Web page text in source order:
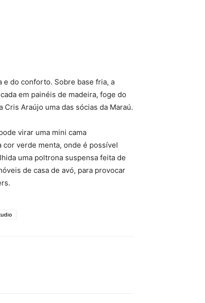
e do conforto. Sobre base fria, a
em painéis de madeira, foge do
Araújo uma das sócias da Maraú.
virar uma mini cama
verde menta, onde é possível
uma poltrona suspensa feita de
de casa de avó, para provocar